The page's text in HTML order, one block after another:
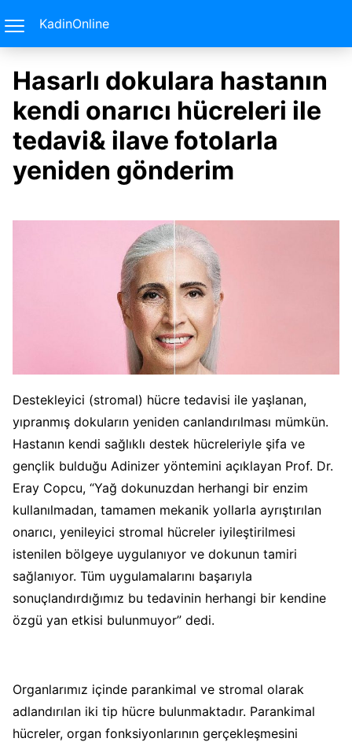
KadinOnline
Hasarlı dokulara hastanın
kendi onarıcı hücreleri ile
tedavi& ilave fotolarla
yeniden gönderim
Destekleyici (stromal) hücre tedavisi ile yaşlanan,
yıpranmış dokuların yeniden canlandırılması mümkün.
Hastanın kendi sağlıklı destek hücreleriyle şifa ve
gençlik bulduğu Adinizer yöntemini açıklayan Prof. Dr.
Eray Copcu, “Yağ dokunuzdan herhangi bir enzim
kullanılmadan, tamamen mekanik yollarla ayrıştırılan
onarıcı, yenileyici stromal hücreler iyileştirilmesi
istenilen bölgeye uygulanıyor ve dokunun tamiri
sağlanıyor. Tüm uygulamalarını başarıyla
sonuçlandırdığımız bu tedavinin herhangi bir kendine
özgü yan etkisi bulunmuyor” dedi.
Organlarımız içinde parankimal ve stromal olarak
adlandırılan iki tip hücre bulunmaktadır. Parankimal
hücreler, organ fonksiyonlarının gerçekleşmesini